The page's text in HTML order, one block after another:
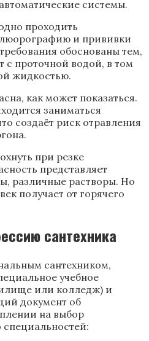
системы.
проходить
и прививки
обоснованы тем,
с проточной водой, в том
жидкостью.
как может показаться.
заниматься
создаёт риск отравления
при резке
представляет
различные растворы. Но
получает от горячего
сантехника
сантехником,
учебное
или колледж) и
документ об
на выбор
специальностей: